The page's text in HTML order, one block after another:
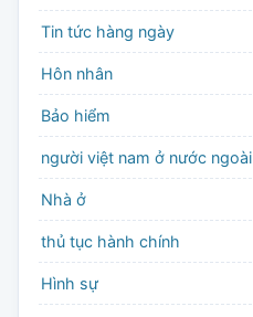
Tin tức hàng ngày
Hôn nhân
Bảo hiểm
người việt nam ở nước ngoài
Nhà ở
thủ tục hành chính
Hình sự